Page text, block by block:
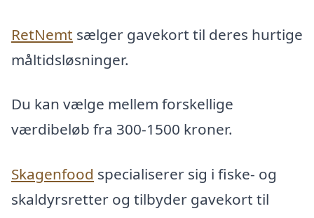
RetNemt sælger gavekort til deres hurtige
måltidsløsninger.
Du kan vælge mellem forskellige
værdibeløb fra 300-1500 kroner.
Skagenfood specialiserer sig i fiske- og
skaldyrsretter og tilbyder gavekort til